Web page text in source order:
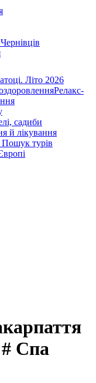
Літо 2026
Релакс-
садиби
й лікування
Пошук турів
Спа